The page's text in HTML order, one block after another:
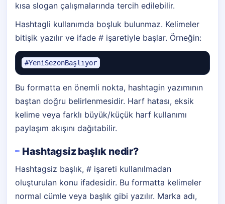
kısa slogan çalışmalarında tercih edilebilir.
Hashtagli kullanımda boşluk bulunmaz. Kelimeler
bitişik yazılır ve ifade # işaretiyle başlar. Örneğin:
#YeniSezonBaşlıyor
Bu formatta en önemli nokta, hashtagin yazımının
baştan doğru belirlenmesidir. Harf hatası, eksik
kelime veya farklı büyük/küçük harf kullanımı
paylaşım akışını dağıtabilir.
Hashtagsiz başlık nedir?
Hashtagsiz başlık, # işareti kullanılmadan
oluşturulan konu ifadesidir. Bu formatta kelimeler
normal cümle veya başlık gibi yazılır. Marka adı,